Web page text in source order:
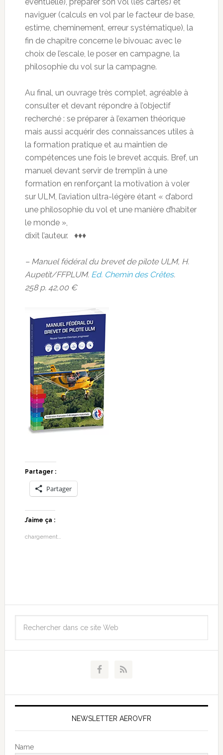
naviguer (calculs en vol par le facteur de base,
estime, cheminement, erreur systématique), la
fin de chapitre concerne le bivouac avec le
choix de l’escale, le poser en campagne, la
philosophie du vol sur la campagne.
Au final, un ouvrage très complet, agréable à
consulter et devant répondre à l’objectif
recherché : se préparer à l’examen théorique
mais aussi acquérir des connaissances utiles à
la formation pratique et au maintien de
compétences une fois le brevet acquis. Bref, un
manuel devant servir de tremplin à une
formation en renforçant la motivation à voler
sur ULM, l’aviation ultra-légère étant « d’abord
une philosophie du vol et une manière d’habiter
le monde »,
dixit l’auteur. ♦♦♦
– Manuel fédéral du brevet de pilote ULM, H.
Aupetit/FFPLUM. Ed. Chemin des Crêtes.
258 p. 42,00 €
Partager :
Partager
J’aime ça :
chargement…
NEWSLETTER AEROVFR
Name